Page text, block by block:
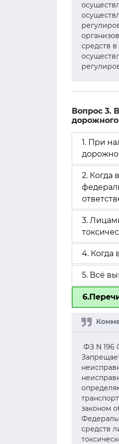
средств
Вопрос 3.
1. При
2. Когда
3.
4. Когда
5. Всё
ФЗ N 196
законом
средств